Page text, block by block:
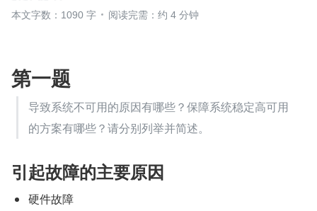
本文字数：1090 字
阅读完需：约 4 分钟
第一题
导致系统不可用的原因有哪些？保障系统稳定高可用
的方案有哪些？请分别列举并简述。
引起故障的主要原因
硬件故障